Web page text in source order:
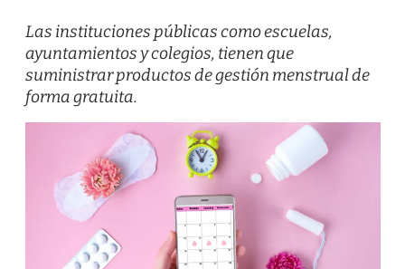
Las instituciones públicas como escuelas,
ayuntamientos y colegios, tienen que
suministrar productos de gestión menstrual de
forma gratuita.